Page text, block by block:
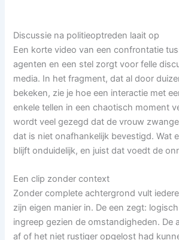
Discussie na politieoptreden laait op
Een korte video van een confrontatie
agenten en een stel zorgt voor felle
media. In het fragment, dat al door
bekeken, zie je hoe een interactie met
enkele tellen in een chaotisch moment
wordt veel gezegd dat de vrouw
dat is niet onafhankelijk bevestigd. Wat
blijft onduidelijk, en juist dat voedt de
Een clip zonder context
Zonder complete achtergrond vult
zijn eigen manier in. De een zegt:
ingreep gezien de omstandigheden. De
af of het niet rustiger opgelost had